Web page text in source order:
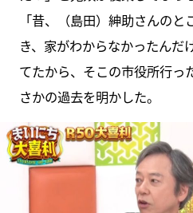
「昔、（島田）紳助さんの
き、家がわからなかったんだ
てたから、そこの市役所行っ
さかの過去を明かした。